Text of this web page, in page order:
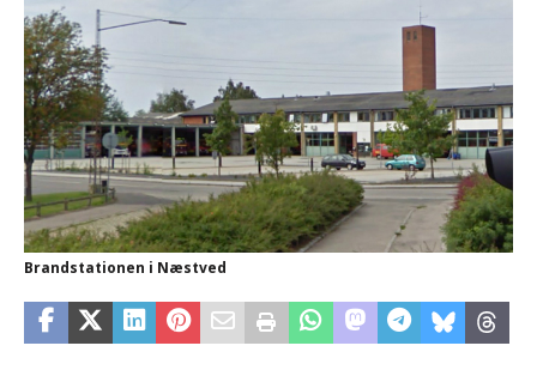
Brandstationen i Næstved